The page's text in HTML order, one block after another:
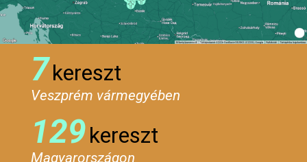
7kereszt
Veszprém vármegyében
129kereszt
Magyarországon